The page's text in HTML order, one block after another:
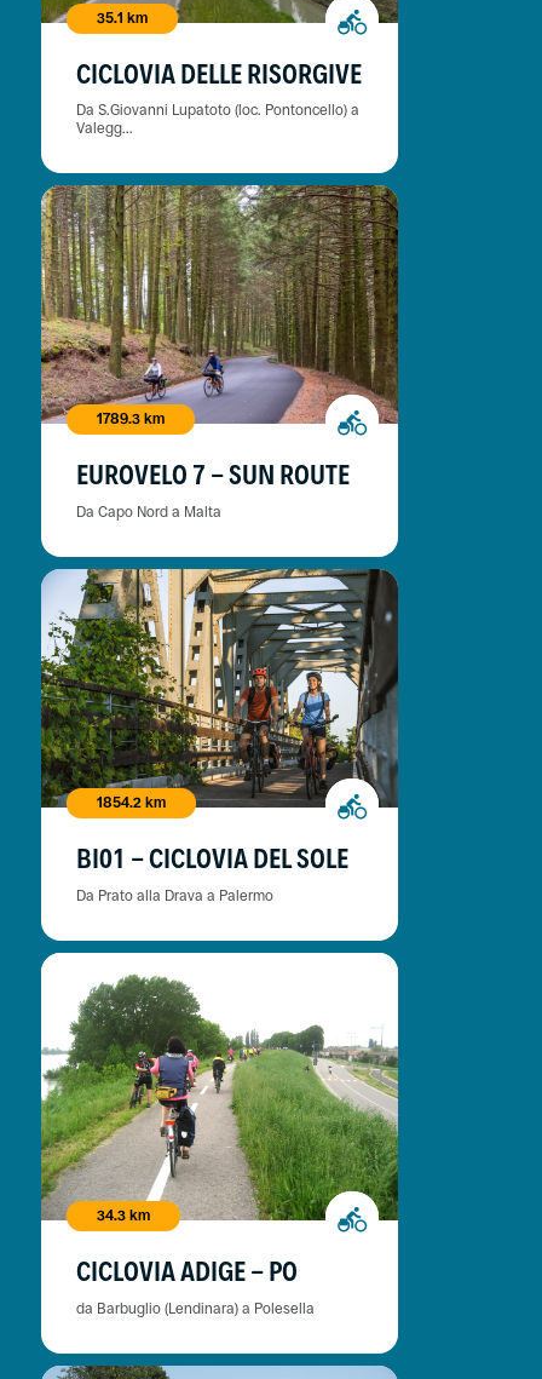
35.1 km
CICLOVIA DELLE RISORGIVE
Da S.Giovanni Lupatoto (loc. Pontoncello) a
Valegg...
1789.3 km
EUROVELO 7 - SUN ROUTE
Da Capo Nord a Malta
1854.2 km
BI01 - CICLOVIA DEL SOLE
Da Prato alla Drava a Palermo
34.3 km
CICLOVIA ADIGE - PO
da Barbuglio (Lendinara) a Polesella